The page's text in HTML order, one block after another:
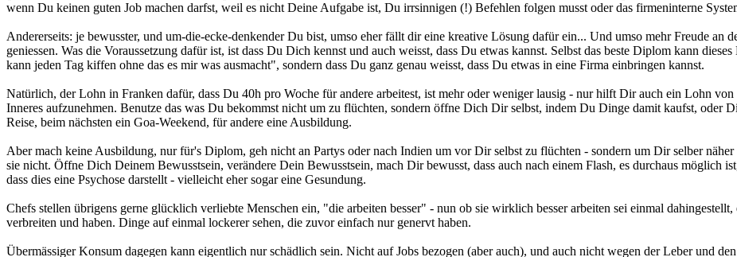
wenn Du keinen guten Job machen darfst, weil es nicht Deine Aufgabe ist, Du irrsinnigen (!) Befehlen folgen musst oder das firmeninterne
Andererseits: je bewusster, und um-die-ecke-denkender Du bist, umso eher fällt dir eine kreative Lösung dafür ein... Und umso mehr Freude an
geniessen. Was die Voraussetzung dafür ist, ist dass Du Dich kennst und auch weisst, dass Du etwas kannst. Selbst das beste Diplom kann
kann jeden Tag kiffen ohne das es mir was ausmacht", sondern dass Du ganz genau weisst, dass Du etwas in eine Firma einbringen kannst.
Natürlich, der Lohn in Franken dafür, dass Du 40h pro Woche für andere arbeitest, ist mehr oder weniger lausig - nur hilft Dir auch ein Lohn
Inneres aufzunehmen. Benutze das was Du bekommst nicht um zu flüchten, sondern öffne Dich Dir selbst, indem Du Dinge damit kaufst, oder
Reise, beim nächsten ein Goa-Weekend, für andere eine Ausbildung.
Aber mach keine Ausbildung, nur für's Diplom, geh nicht an Partys oder nach Indien um vor Dir selbst zu flüchten - sondern um Dir selber
sie nicht. Öffne Dich Deinem Bewusstsein, verändere Dein Bewusstsein, mach Dir bewusst, dass auch nach einem Flash, es durchaus möglich
dass dies eine Psychose darstellt - vielleicht eher sogar eine Gesundung.
Chefs stellen übrigens gerne glücklich verliebte Menschen ein, "die arbeiten besser" - nun ob sie wirklich besser arbeiten sei einmal
verbreiten und haben. Dinge auf einmal lockerer sehen, die zuvor einfach nur genervt haben.
Übermässiger Konsum dagegen kann eigentlich nur schädlich sein. Nicht auf Jobs bezogen (aber auch), und auch nicht wegen der Leber und